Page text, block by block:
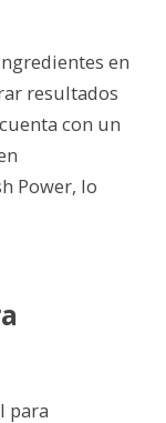
en
resultados
con un
Power, lo
para